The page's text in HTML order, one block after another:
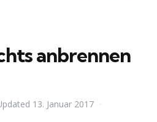
anbrennen
13. Januar 2017